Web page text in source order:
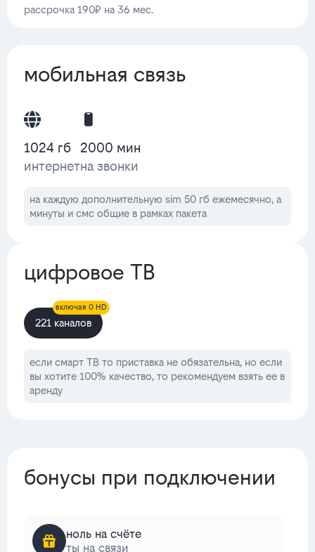
рассрочка 190₽ на 36 мес.
мобильная связь
1024 гб
интернет
2000 мин
на звонки
на каждую дополнительную sim 50 гб ежемесячно, а
минуты и смс общие в рамках пакета
цифровое ТВ
221 каналов
включая 0 HD
если смарт ТВ то приставка не обязательна, но если
вы хотите 100% качество, то рекомендуем взять ее в
аренду
бонусы при подключении
ноль на счёте
ты на связи